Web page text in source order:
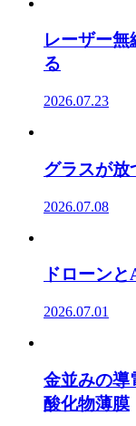
レーザー無
る
2026.07.23
グラスが放
2026.07.08
ドローン
2026.07.01
金並みの導
酸化物薄膜